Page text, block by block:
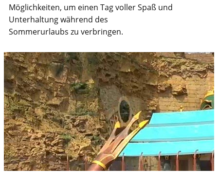
Möglichkeiten, um einen Tag voller Spaß und
Unterhaltung während des
Sommerurlaubs zu verbringen.